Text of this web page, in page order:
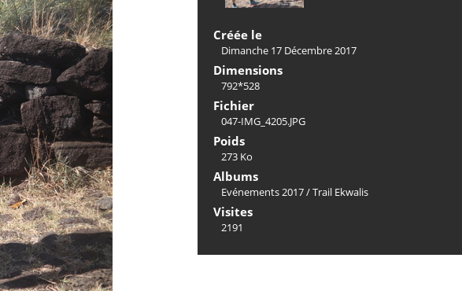
Créée le
Dimanche 17 Décembre 2017
Dimensions
792*528
Fichier
047-IMG_4205.JPG
Poids
273 Ko
Albums
Evénements 2017/Trail Ekwalis
Visites
2191